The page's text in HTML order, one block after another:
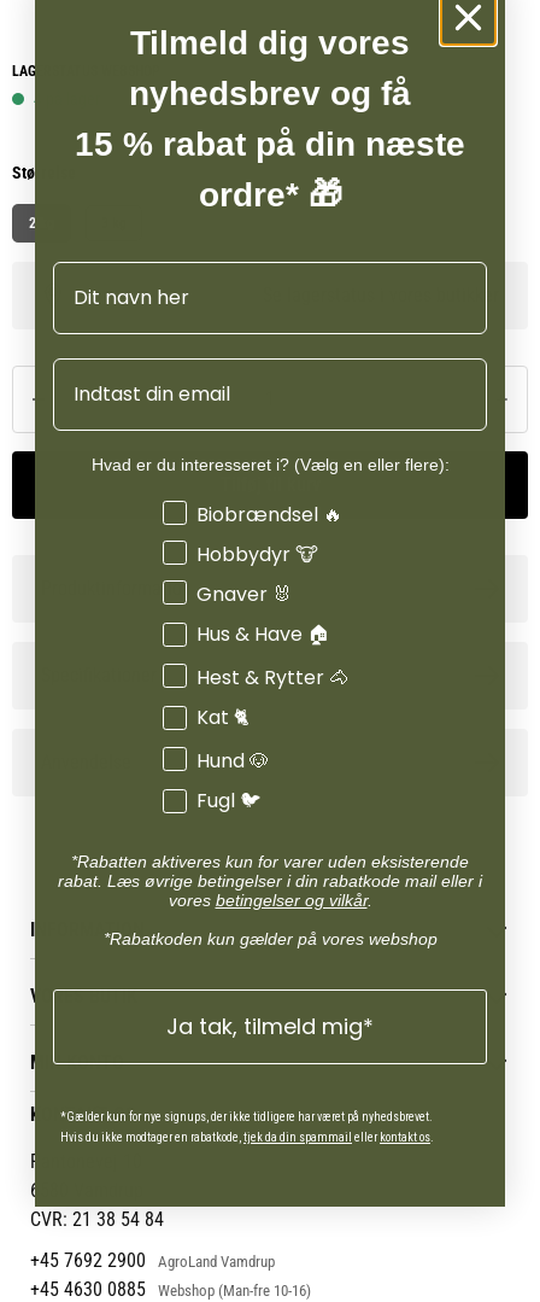
bidrager til at fremme spytproduktionen hos heste som er
begrænset i deres stråfoderindtag. De sunde Snacks sidder på et
reb, som nemt kan hænges i hesteboksen eller i hestenes løsdrift.
LAGERSTATUS WEBSHOP
4 på lager
Størrelse
2 kg
Produktinformation
INFORMATION
Reklamations- & fortrydelsesret
Levering & afhentning
Følg din bestilling
Persondatapolitik
Cookies
Returportal
VORES BUTIK
Job
Mærker
Om os
Om Vestjyllands Andel
Blog
Ofte stillede spørgsmål
MIN KONTO
Administrer min konto
Min Konto
KONTAKT OS
Pantonevej 10
6580 Vamdrup
CVR: 21 38 54 84
+45 7692 2900
AgroLand Vamdrup
+45 4630 0885 Webshop (Man-fre 10-16)
Tilmeld dig vores
nyhedsbrev og få
15 % rabat på din næste
ordre* 🎁
Navn
Email
Hvad er du interesseret i? (Vælg en eller flere):
Interesser
Biobrændsel 🔥
Hobbydyr 🐮
Gnaver 🐰
Hus & Have 🏠
Hest & Rytter 🐴
Kat 🐈
Hund 🐶
Fugl 🐦
*Rabatten aktiveres kun for varer uden eksisterende
rabat. Læs øvrige betingelser i din rabatkode mail eller i
vores betingelser og vilkår.
*Rabatkoden kun gælder på vores webshop
Ja tak, tilmeld mig*
*Gælder kun for nye signups, der ikke tidligere har været på nyhedsbrevet.
Hvis du ikke modtager en rabatkode, tjek da din spammail ellerkontakt os